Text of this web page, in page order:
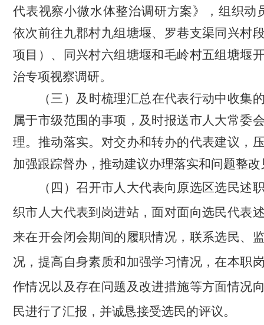
代表视察小微水体整治调研方案》，组织动
依次前往九郡村九组塘堰、罗巷支渠同兴村
项目）、同兴村六组塘堰和毛岭村五组塘堰
治专项视察调研。
（三）及时梳理汇总在代表行动中收集
属于市级范围的事项，及时报送市人大常委
理。推动落实。对交办和转办的代表建议，
加强跟踪督办，推动建议办理落实和问题整改
（四）召开市人大代表向原选区选民述
织市人大代表到岗进站，面对面向选民代表
来在开会闭会期间的履职情况，联系选民、
况，提高自身素质和加强学习情况，在本职
作情况以及存在问题及改进措施等方面情况
民进行了汇报，并诚恳接受选民的评议。